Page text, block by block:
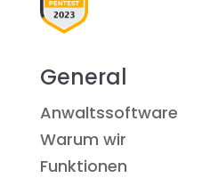
General
Anwaltssoftware
Warum wir
Funktionen